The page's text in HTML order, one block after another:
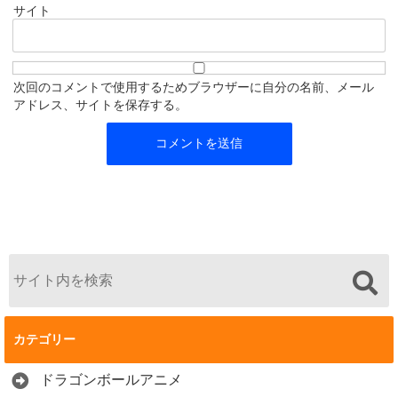
サイト
次回のコメントで使用するためブラウザーに自分の名前、メール
アドレス、サイトを保存する。
カテゴリー
ドラゴンボールアニメ